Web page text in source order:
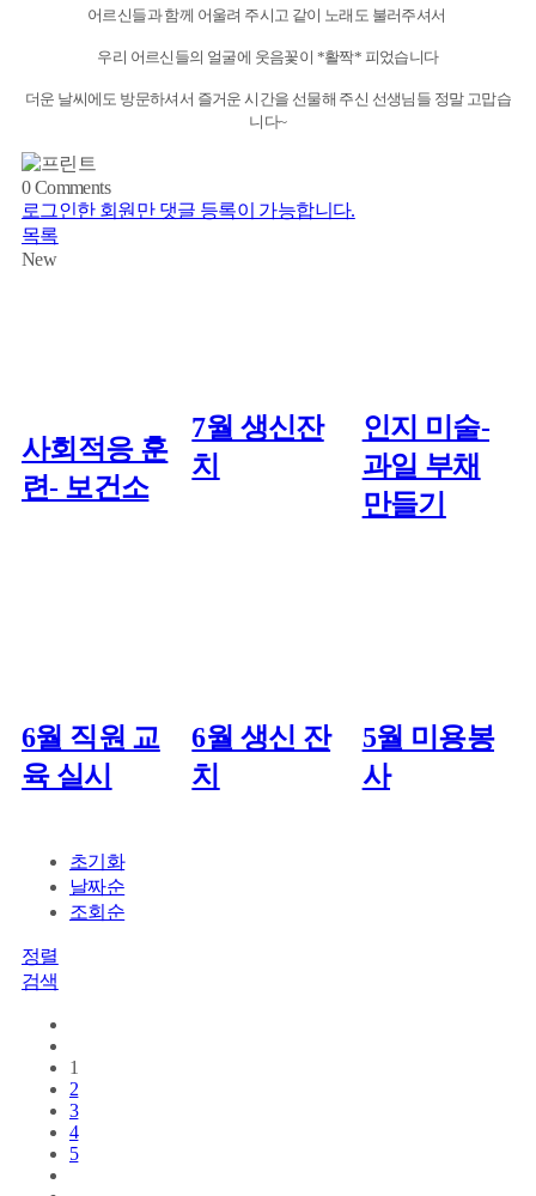
어르신들과 함께 어울려 주시고 같이 노래도 불러주셔서
우리 어르신들의 얼굴에 웃음꽃이 *활짝* 피었습니다
더운 날씨에도 방문하셔서 즐거운 시간을 선물해 주신 선생님들 정말 고맙습
니다~
0Comments
로그인한 회원만 댓글 등록이 가능합니다.
목록
New
사회적응 훈
련- 보건소
7월 생신잔
치
인지 미술-
과일 부채
만들기
6월 직원 교
육 실시
6월 생신 잔
치
5월 미용봉
사
초기화
날짜순
조회순
정렬
검색
1
2
3
4
5